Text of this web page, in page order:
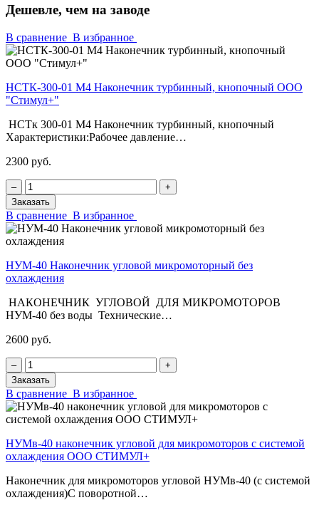
Дешевле, чем на заводе
В сравнение В избранное
НСТК-300-01 М4 Наконечник турбинный, кнопочный ООО
"Стимул+"
НСТк 300-01 М4 Наконечник турбинный, кнопочный
Характеристики:Рабочее давление…
2300 руб.
‒
+
Заказать
В сравнение В избранное
НУМ-40 Наконечник угловой микромоторный без
охлаждения
НАКОНЕЧНИК УГЛОВОЙ ДЛЯ МИКРОМОТОРОВ
НУМ-40 без воды Технические…
2600 руб.
‒
+
Заказать
В сравнение В избранное
НУМв-40 наконечник угловой для микромоторов с системой
охлаждения ООО СТИМУЛ+
Наконечник для микромоторов угловой НУМв-40 (с системой
охлаждения)С поворотной…